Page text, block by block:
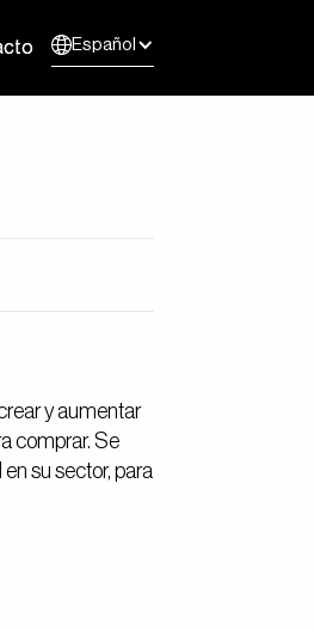
Español
y aumentar
comprar. Se
su sector, para